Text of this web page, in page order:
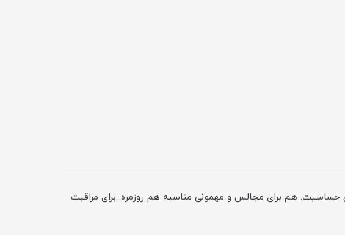
حساسیت. هم برای مجالس و مهمونی مناسبه هم روزمره. برای مراقبت